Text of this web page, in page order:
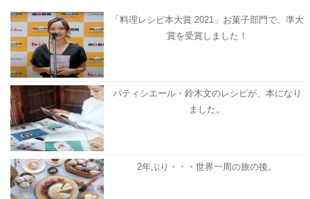
「料理レシピ本大賞 2021」お菓子部門で、準大
賞を受賞しました！
パティシエール・鈴木文のレシピが、本になり
ました。
2年ぶり・・・世界一周の旅の後。